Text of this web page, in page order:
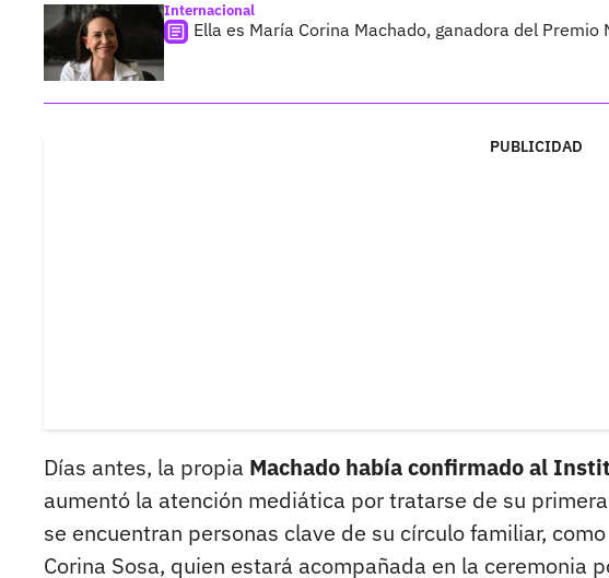
Internacional
Ella es María Corina Machado, ganadora del
PUBLICIDAD
Días antes, la propia Machado había confirmado al
aumentó la atención mediática por tratarse de su
se encuentran personas clave de su círculo familiar,
Corina Sosa, quien estará acompañada en la ceremonia